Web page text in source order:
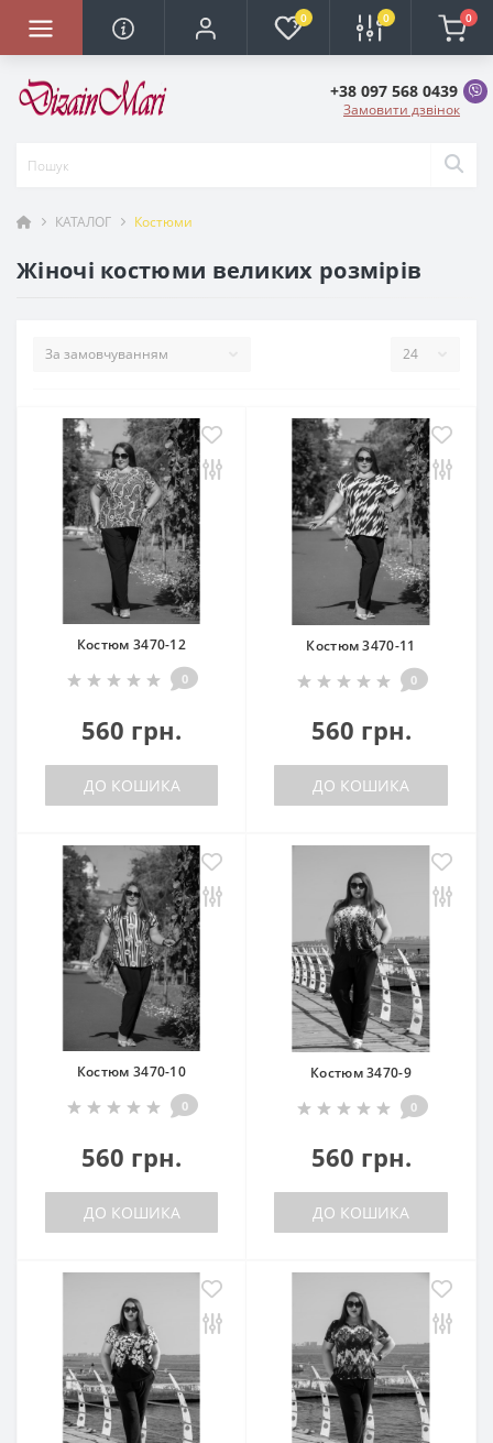
0 0 0
+38 097 568 0439
Замовити дзвінок
КАТАЛОГ Костюми
Жіночі костюми великих розмірів
Костюм 3470-12
0
560 грн.
ДО КОШИКА
Костюм 3470-11
0
560 грн.
ДО КОШИКА
Костюм 3470-10
0
560 грн.
ДО КОШИКА
Костюм 3470-9
0
560 грн.
ДО КОШИКА